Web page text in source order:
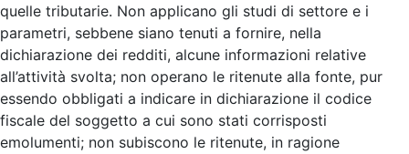
quelle tributarie. Non applicano gli studi di settore e i
parametri, sebbene siano tenuti a fornire, nella
dichiarazione dei redditi, alcune informazioni relative
all’attività svolta; non operano le ritenute alla fonte, pur
essendo obbligati a indicare in dichiarazione il codice
fiscale del soggetto a cui sono stati corrisposti
emolumenti; non subiscono le ritenute, in ragione